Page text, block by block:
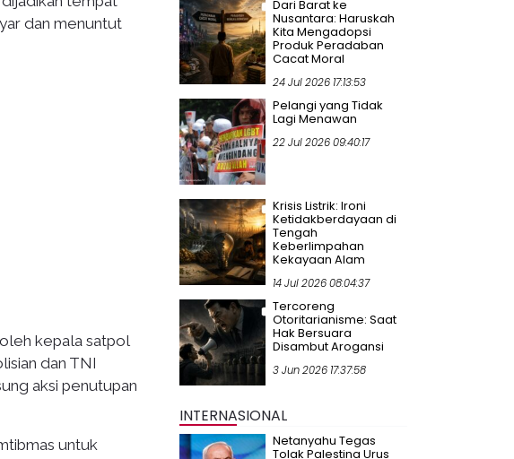
dan menuntut
kepala satpol
dan TNI
aksi penutupan
untuk
Dari Barat ke
Nusantara: Haruskah
Kita Mengadopsi
Produk Peradaban
Cacat Moral
24 Jul 2026 17:13:53
Pelangi yang Tidak
Lagi Menawan
22 Jul 2026 09:40:17
Krisis Listrik: Ironi
Ketidakberdayaan di
Tengah
Keberlimpahan
Kekayaan Alam
14 Jul 2026 08:04:37
Tercoreng
Otoritarianisme: Saat
Hak Bersuara
Disambut Arogansi
3 Jun 2026 17:37:58
INTERNASIONAL
Netanyahu Tegas
Tolak Palestina Urus